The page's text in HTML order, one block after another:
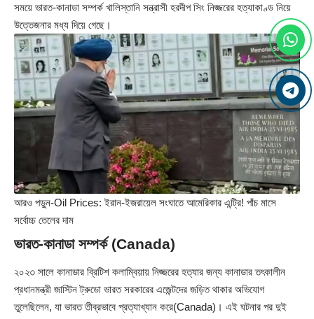
সময়ে ভারত-কানাডা সম্পর্ক খালিস্তানি সন্ত্রাসী হরদীপ সিং নিজ্জরের হত্যাকাণ্ড নিয়ে
উত্তেজনার মধ্য দিয়ে গেছে।
আরও পড়ুন-Oil Prices: ইরান-ইজরায়েল সংঘাতে আমেরিকার এন্ট্রি! পাঁচ মাসে
সর্বোচ্চ তেলের দাম
ভারত-কানাডা সম্পর্ক (Canada)
২০২৩ সালে কানাডার ব্রিটিশ কলাম্বিয়ায় নিজ্জরের হত্যার জন্য কানাডার তৎকালীন
প্রধানমন্ত্রী জাস্টিন ট্রুডো ভারত সরকারের এজেন্টদের জড়িত থাকার অভিযোগ
তুলেছিলেন, যা ভারত তীব্রভাবে প্রত্যাখ্যান করে(Canada)। এই ঘটনার পর দুই